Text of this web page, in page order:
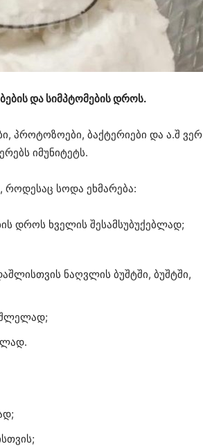
და სიმპტომების დროს.
პროტოზოები, ბაქტერიები და ა.შ ვერ
იმუნიტეტს.
როდესაც სოდა ეხმარება:
დროს ხველის შესამსუბუქებლად;
ნაღვლის ბუშტში, ბუშტში,